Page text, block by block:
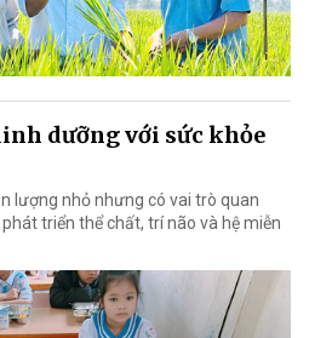
dưỡng với sức khỏe
lượng nhỏ nhưng có vai trò quan
triển thể chất, trí não và hệ miễn